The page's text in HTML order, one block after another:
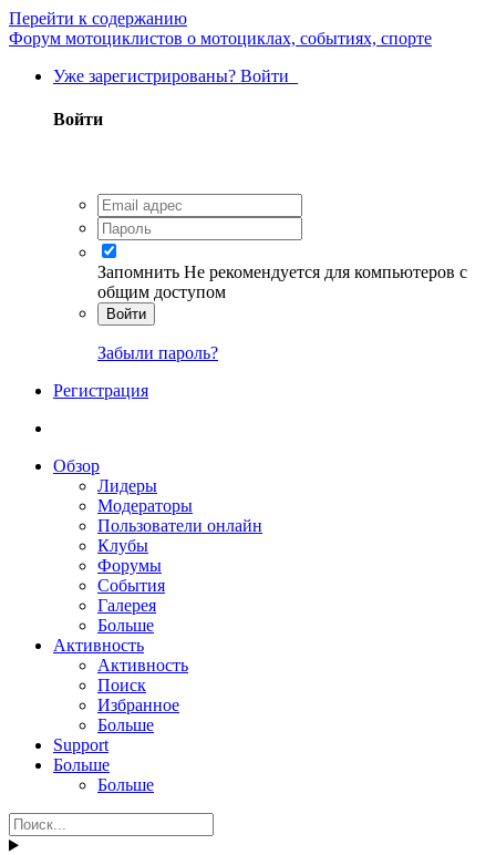
Перейти к содержанию
Форум мотоциклистов о мотоциклах, событиях, спорте
Уже зарегистрированы? Войти
Войти
Запомнить Не рекомендуется для компьютеров с
общим доступом
Войти
Забыли пароль?
Регистрация
Обзор
Лидеры
Модераторы
Пользователи онлайн
Клубы
Форумы
События
Галерея
Больше
Активность
Активность
Поиск
Избранное
Больше
Support
Больше
Больше